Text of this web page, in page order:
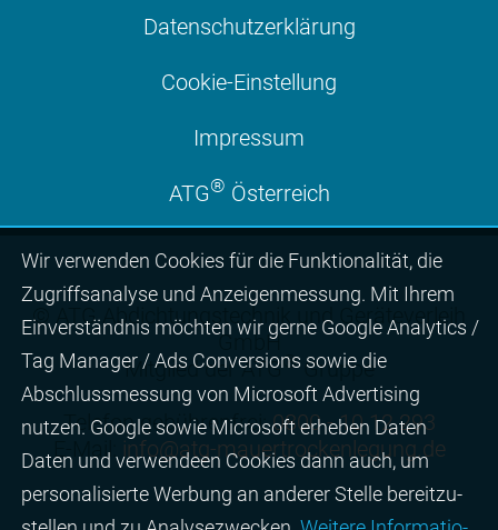
Datenschutzerklärung
Cookie-Einstellung
Impressum
ATG® Österreich
© ATG Abdichtungstechnik und Geräteverleih
GmbH
Mitglied der ATG®Gruppe
Telefon gebührenfrei:0800 - 10 12 293
E-Mail: info@atg-mauertrockenlegung.de
Wir ver­wen­den Cookies für die Funktio­na­lität, die
Zugriffs­ana­lyse und Anzei­gen­mes­sung. Mit Ihrem
Ein­ver­ständ­nis möchten wir gerne Google Analytics /
Tag Manager / Ads Con­ver­sions sowie die
Abschluss­mes­sung von Micro­soft Adver­tising
nutzen. Google sowie Micro­soft erheben Daten
Daten und verwendeen Cookies dann auch, um
perso­nali­sierte Wer­bung an ande­rer Stelle bereit­zu­